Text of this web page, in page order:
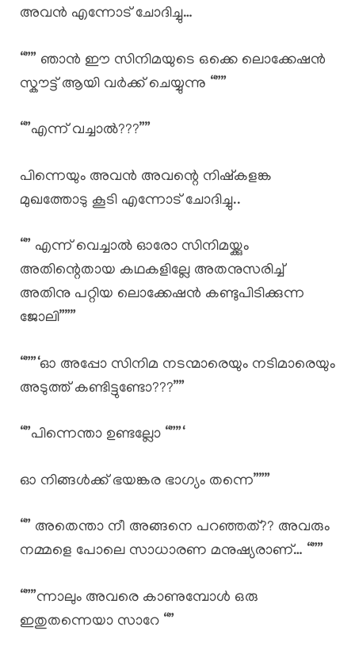
അവൻ എന്നോട് ചോദിച്ചു…
“”” ഞാൻ ഈ സിനിമയുടെ ഒക്കെ ലൊക്കേഷൻ
സ്കൗട്ട് ആയി വർക്ക് ചെയ്യുന്നു “””
“”എന്ന് വച്ചാൽ???””
പിന്നെയും അവൻ അവന്റെ നിഷ്കളങ്ക
മുഖത്തോടു കൂടി എന്നോട് ചോദിച്ചു..
“” എന്ന് വെച്ചാൽ ഓരോ സിനിമയ്ക്കും
അതിന്റെതായ കഥകളില്ലേ അതനുസരിച്ച്
അതിനു പറ്റിയ ലൊക്കേഷൻ കണ്ടുപിടിക്കുന്ന
ജോലി”””
“””‘ഓ അപ്പോ സിനിമ നടന്മാരെയും നടിമാരെയും
അടുത്ത് കണ്ടിട്ടുണ്ടോ???””
“”പിന്നെന്താ ഉണ്ടല്ലോ “””‘
ഓ നിങ്ങൾക്ക് ഭയങ്കര ഭാഗ്യം തന്നെ”””
“” അതെന്താ നീ അങ്ങനെ പറഞ്ഞത്?? അവരും
നമ്മളെ പോലെ സാധാരണ മനുഷ്യരാണ്… “””
“””ന്നാലും അവരെ കാണുമ്പോൾ ഒരു
ഇതുതന്നെയാ സാറേ “”